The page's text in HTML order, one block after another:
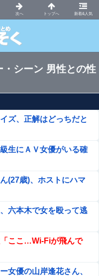
新着&人気
ース速報VIP
シーン 男性との性
ズ、正解はどっちだと
生にＡＶ女優がいる確
(27歳)、ホストにハマ
六本木で女を殴って逃
「ここ…Wi-Fiが飛んで
女優の山岸逢花さん、